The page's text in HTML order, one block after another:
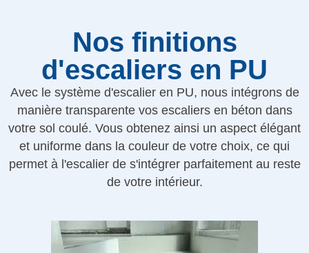
Nos finitions
d'escaliers en PU
Avec le système d'escalier en PU, nous intégrons de
manière transparente vos escaliers en béton dans
votre sol coulé. Vous obtenez ainsi un aspect élégant
et uniforme dans la couleur de votre choix, ce qui
permet à l'escalier de s'intégrer parfaitement au reste
de votre intérieur.